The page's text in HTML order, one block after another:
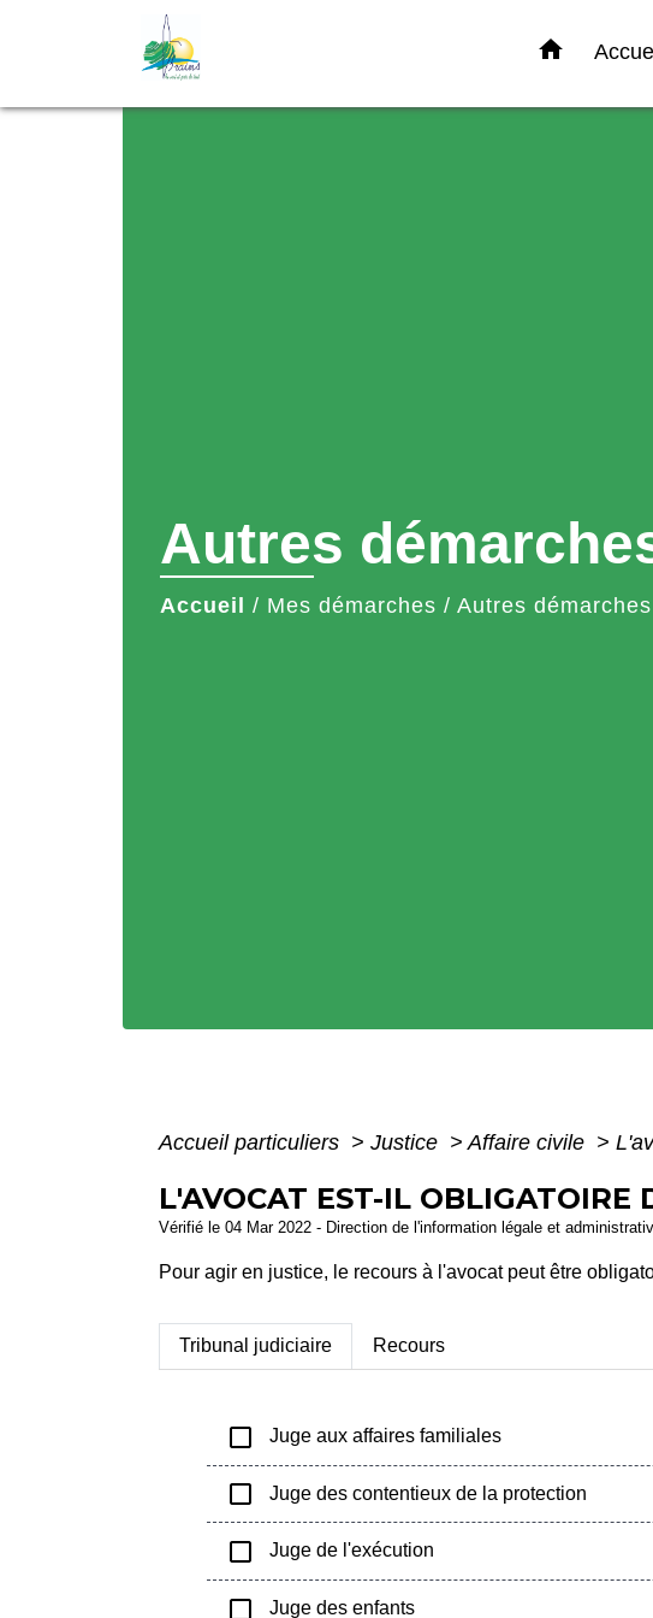
home
Autres
Accueil / Mes démarches / Autres
Accueil particuliers > Justice > Affaire civile >
L'AVOCAT EST-IL OBLIGATOIRE
Vérifié le 04 Mar 2022 - Direction de l'information légale et
Pour agir en justice, le recours à l'avocat peut être
Tribunal judiciaire Recours
check_box_outline_blank Juge aux affaires familiales
check_box_outline_blank Juge des contentieux de la protection
check_box_outline_blank Juge de l'exécution
check_box_outline_blank Juge des enfants